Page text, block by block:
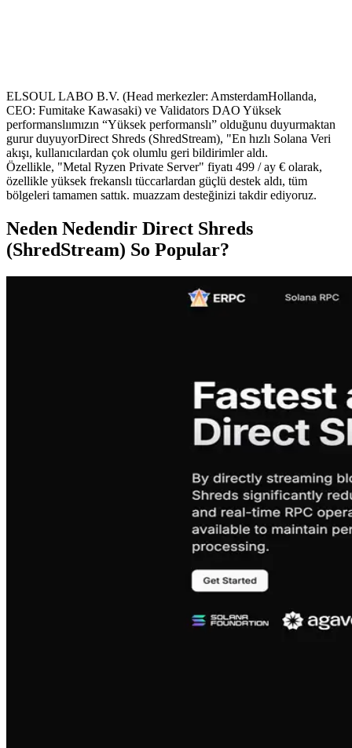
ELSOUL LABO B.V. (Head merkezler: AmsterdamHollanda,
CEO: Fumitake Kawasaki) ve Validators DAO Yüksek
performanslıımızın “Yüksek performanslı” olduğunu duyurmaktan
gurur duyuyorDirect Shreds (ShredStream), "En hızlı Solana Veri
akışı, kullanıcılardan çok olumlu geri bildirimler aldı.
Özellikle, "Metal Ryzen Private Server" fiyatı 499 / ay € olarak,
özellikle yüksek frekanslı tüccarlardan güçlü destek aldı, tüm
bölgeleri tamamen sattık. muazzam desteğinizi takdir ediyoruz.
Neden Nedendir Direct Shreds
(ShredStream) So Popular?